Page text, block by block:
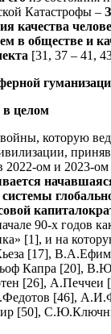
Катастрофы –
качества
в обществе и
[31, 37 – 41,
в целом
которую
2022-ом и 2023-ом
90-х годов
[1], и на
[17],
Капра [20],
[26], А.Печчеи
[46],
[50],